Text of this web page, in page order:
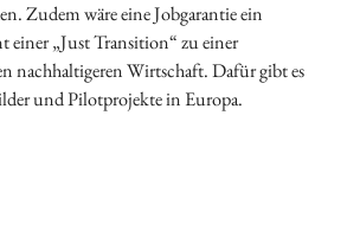
Zudem wäre eine Jobgarantie ein
einer „Just Transition“ zu einer
nachhaltigeren Wirtschaft. Dafür gibt es
und Pilotprojekte in Europa.